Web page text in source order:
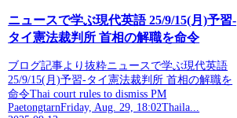
ニュースで学ぶ現代英語 25/9/15(月)予習-
タイ憲法裁判所 首相の解職を命令
ブログ記事より抜粋ニュースで学ぶ現代英語
25/9/15(月)予習-タイ憲法裁判所 首相の解職を
命令Thai court rules to dismiss PM
PaetongtarnFriday, Aug. 29, 18:02Thaila...